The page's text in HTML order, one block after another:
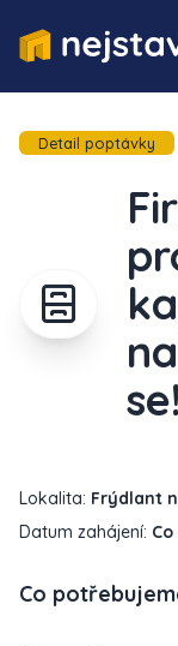
Detail poptávky
se!
Lokalita: Frýdlant
Datum zahájení:
Co